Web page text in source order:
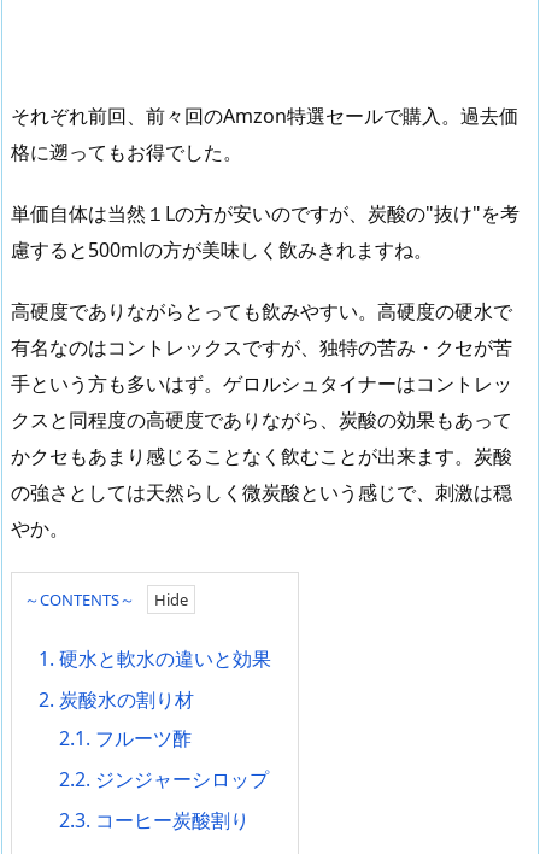
それぞれ前回、前々回のAmzon特選セールで購入。過去価
格に遡ってもお得でした。
単価自体は当然１Lの方が安いのですが、炭酸の"抜け"を考
慮すると500mlの方が美味しく飲みきれますね。
高硬度でありながらとっても飲みやすい。高硬度の硬水で
有名なのはコントレックスですが、独特の苦み・クセが苦
手という方も多いはず。ゲロルシュタイナーはコントレッ
クスと同程度の高硬度でありながら、炭酸の効果もあって
かクセもあまり感じることなく飲むことが出来ます。炭酸
の強さとしては天然らしく微炭酸という感じで、刺激は穏
やか。
～CONTENTS～
1. 硬水と軟水の違いと効果
2. 炭酸水の割り材
2.1. フルーツ酢
2.2. ジンジャーシロップ
2.3. コーヒー炭酸割り